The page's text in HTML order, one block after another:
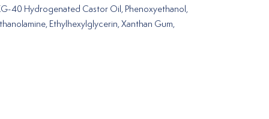
40 Hydrogenated Castor Oil, Phenoxyethanol,
Ethylhexylglycerin, Xanthan Gum,